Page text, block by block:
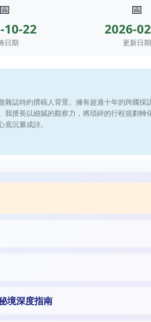
📅
10-22
日期
📅
2026-
更新日期
誌特約撰稿人背景。擁有超過十年的跨國採
擅長以細膩的觀察力，將瑣碎的行程規劃轉
沉澱成詩。
境深度指南